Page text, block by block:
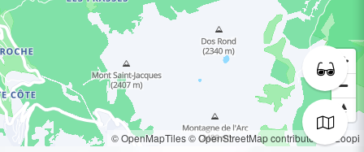
© OpenMapTiles© OpenStreetMap contributors © Loopi